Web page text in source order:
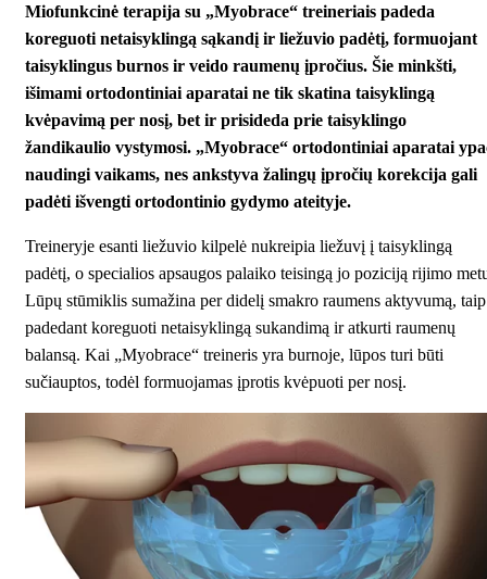
Miofunkcinė terapija su „Myobrace“ treineriais padeda
koreguoti netaisyklingą sąkandį ir liežuvio padėtį, formuojant
taisyklingus burnos ir veido raumenų įpročius. Šie minkšti,
išimami ortodontiniai aparatai ne tik skatina taisyklingą
kvėpavimą per nosį, bet ir prisideda prie taisyklingo
žandikaulio vystymosi. „Myobrace“ ortodontiniai aparatai
naudingi vaikams, nes ankstyva žalingų įpročių korekcija gali
padėti išvengti ortodontinio gydymo ateityje.
Treineryje esanti liežuvio kilpelė nukreipia liežuvį į taisyklingą
padėtį, o specialios apsaugos palaiko teisingą jo poziciją rijimo
Lūpų stūmiklis sumažina per didelį smakro raumens aktyvumą, taip
padedant koreguoti netaisyklingą sukandimą ir atkurti raumenų
balansą. Kai „Myobrace“ treineris yra burnoje, lūpos turi būti
sučiauptos, todėl formuojamas įprotis kvėpuoti per nosį.